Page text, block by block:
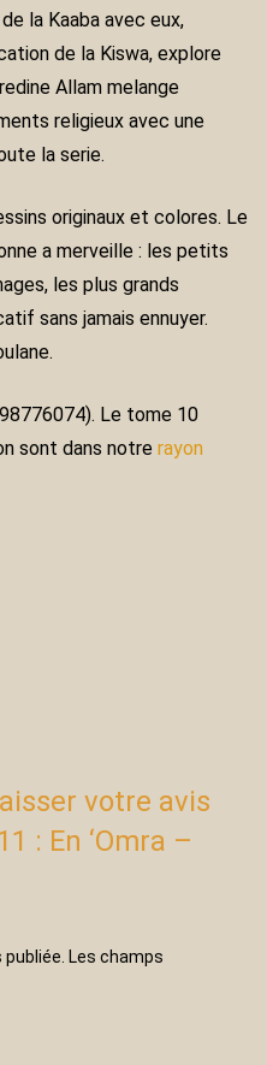
la Kaaba avec eux,
de la Kiswa, explore
Allam melange
religieux avec une
la serie.
originaux et colores. Le
a merveille : les petits
les plus grands
sans jamais ennuyer.
Le tome 10
sont dans notre rayon
votre avis
: En ‘Omra –
Les champs